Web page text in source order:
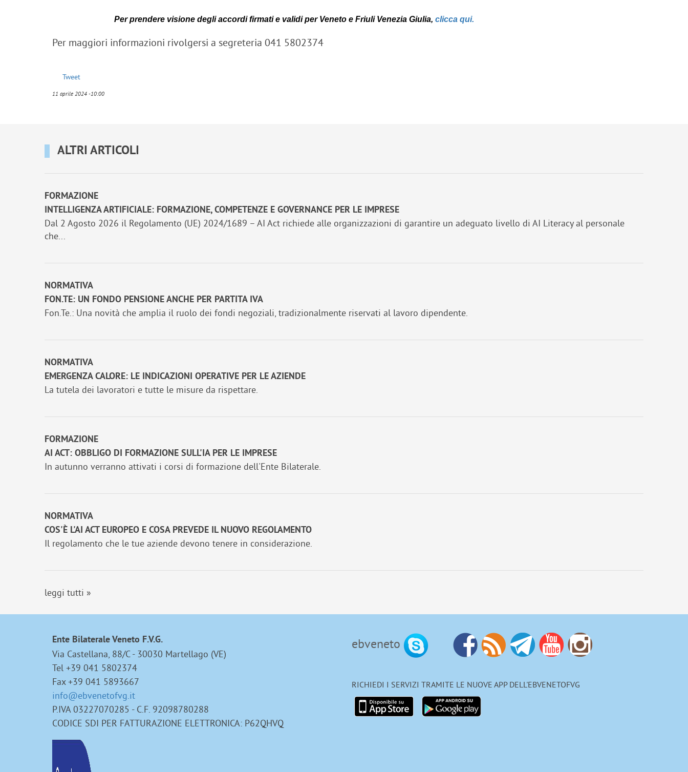
Per prendere visione degli accordi firmati e validi per Veneto e Friuli Venezia Giulia, clicca qui.
Per maggiori informazioni rivolgersi a segreteria 041 5802374
Tweet
11 aprile 2024 -10:00
ALTRI ARTICOLI
FORMAZIONE
INTELLIGENZA ARTIFICIALE: FORMAZIONE, COMPETENZE E GOVERNANCE PER LE IMPRESE
Dal 2 Agosto 2026 il Regolamento (UE) 2024/1689 – AI Act richiede alle organizzazioni di garantire un adeguato livello di AI Literacy al personale
che...
NORMATIVA
FON.TE: UN FONDO PENSIONE ANCHE PER PARTITA IVA
Fon.Te.: Una novità che amplia il ruolo dei fondi negoziali, tradizionalmente riservati al lavoro dipendente.
NORMATIVA
EMERGENZA CALORE: LE INDICAZIONI OPERATIVE PER LE AZIENDE
La tutela dei lavoratori e tutte le misure da rispettare.
FORMAZIONE
AI ACT: OBBLIGO DI FORMAZIONE SULL'IA PER LE IMPRESE
In autunno verranno attivati i corsi di formazione dell'Ente Bilaterale.
NORMATIVA
COS'È L'AI ACT EUROPEO E COSA PREVEDE IL NUOVO REGOLAMENTO
Il regolamento che le tue aziende devono tenere in considerazione.
leggi tutti »
Ente Bilaterale Veneto F.V.G.
Via Castellana, 88/C - 30030 Martellago (VE)
Tel +39 041 5802374
Fax +39 041 5893667
info@ebvenetofvg.it
P.IVA 03227070285 - C.F. 92098780288
CODICE SDI PER FATTURAZIONE ELETTRONICA: P62QHVQ
ebveneto
RICHIEDI I SERVIZI TRAMITE LE NUOVE APP DELL'EBVENETOFVG